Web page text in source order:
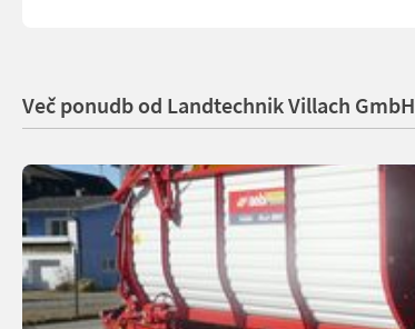
Več ponudb od Landtechnik Villach GmbH